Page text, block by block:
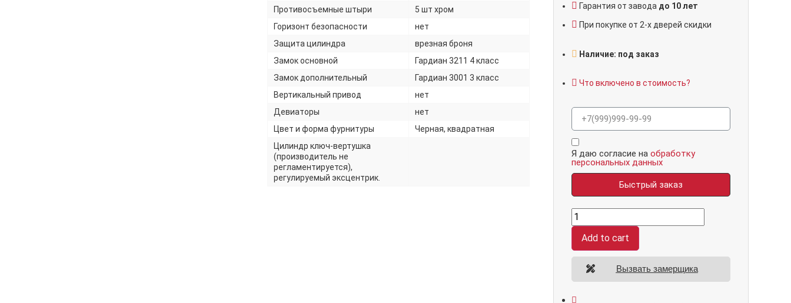
Противосъемные штыри
5 шт хром
Горизонт безопасности
нет
Защита цилиндра
врезная броня
Замок основной
Гардиан 3211 4 класс
Замок дополнительный
Гардиан 3001 3 класс
Вертикальный привод
нет
Девиаторы
нет
Цвет и форма фурнитуры
Черная, квадратная
Цилиндр ключ-вертушка
(производитель не
регламентируется),
регулируемый эксцентрик.
Гарантия от завода до 10 лет
При покупке от 2-х дверей скидки
Наличие: под заказ
Что включено в стоимость?
Я даю согласие на обработку
персональных данных
Быстрый заказ
Эстетика
051
Бетон
светлый
16
мм
quantity
Add to cart
Вызвать замерщика